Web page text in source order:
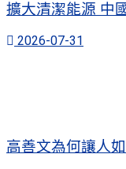
擴大清潔能源 中
2026-07-31
高善文為何讓人